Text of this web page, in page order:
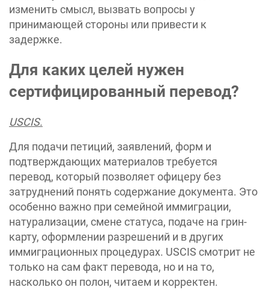
изменить смысл, вызвать вопросы у
принимающей стороны или привести к
задержке.
Для каких целей нужен
сертифицированный перевод?
USCIS.
Для подачи петиций, заявлений, форм и
подтверждающих материалов требуется
перевод, который позволяет офицеру без
затруднений понять содержание документа. Это
особенно важно при семейной иммиграции,
натурализации, смене статуса, подаче на грин-
карту, оформлении разрешений и в других
иммиграционных процедурах. USCIS смотрит не
только на сам факт перевода, но и на то,
насколько он полон, читаем и корректен.